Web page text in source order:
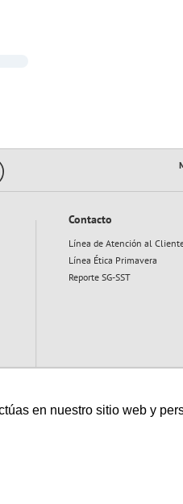
en nuestro sitio web y
Contacto
Línea de Atención al
Línea Ética Primavera
Reporte SG-SST